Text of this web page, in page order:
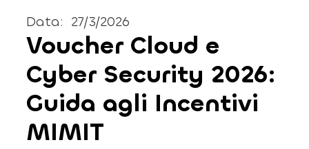
27/3/2026
Data:
Voucher Cloud e
Cyber Security 2026:
Guida agli Incentivi
MIMIT